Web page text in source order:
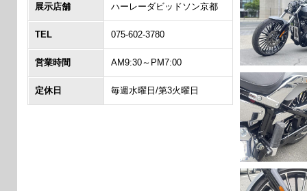
展示店舗 ハーレーダビッドソン京都
TEL 075-602-3780
営業時間 AM9:30～PM7:00
定休日 毎週水曜日/第3火曜日